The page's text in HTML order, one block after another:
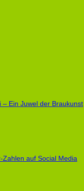
Ein Juwel der Braukunst
auf Social Media